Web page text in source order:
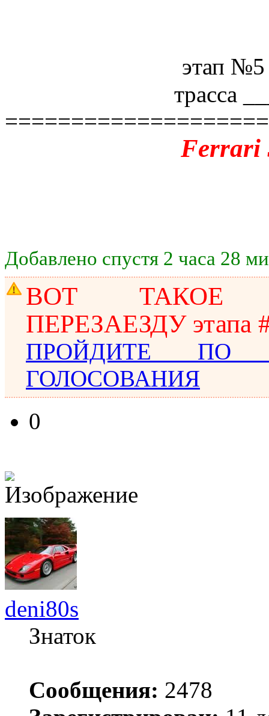
этап
трасса
Ferrari
Добавлено спустя 2 часа 28
ВОТ ТАКОЕ
ПЕРЕЗАЕЗДУ этапа
ПРОЙДИТЕ ПО
ГОЛОСОВАНИЯ
0
deni80s
Знаток
Сообщения: 2478